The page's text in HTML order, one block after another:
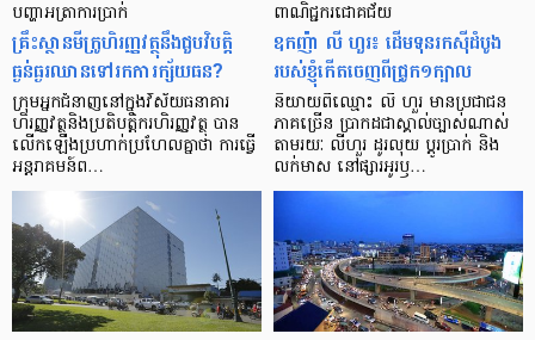
បញ្ហា​អត្រា​ការប្រាក់
គ្រឹះស្ថាន​មីក្រូ​ហិរញ្ញវត្ថុ​នឹង​ជួប​វិបត្តិ​
ធ្ងន់ធ្ងរ​ឈាន​ទៅ​រក​ការ​ក្ស័យធន?
ក្រុម​អ្នក​ជំនាញ​នៅ​ក្នុង​វិស័យ​ធនាគារ
ហិរញ្ញវត្ថុ​និង​ប្រតិបត្តិករ​ហិរញ្ញ​វត្ថុ បាន​​
លើក​ឡើង​ប្រហាក់​ប្រហែល​គ្នា​ថា ការ​ធ្វើ​
អន្តរាគមន៍​ព…
ពាណិជ្ជករជោគជ័យ
ឧកញ៉ា លី ហួរ៖ ដើមទុនរកស៊ីដំបូង
របស់ខ្ញុំកើតចេញពីជ្រូក១ក្បាល
និយាយ​ពី​ឈ្មោះ លី ហួរ មាន​ប្រជាជន​
ភាគ​ច្រើន ប្រាកដ​ជា​ស្គាល់​ច្បាស់​ណាស់
តាមរយៈ លីហួរ ដូរ​លុយ ប្តូរ​បា្រក់ និង​
លក់​មាស នៅ​ផ្សារ​អូរ​ឫ…